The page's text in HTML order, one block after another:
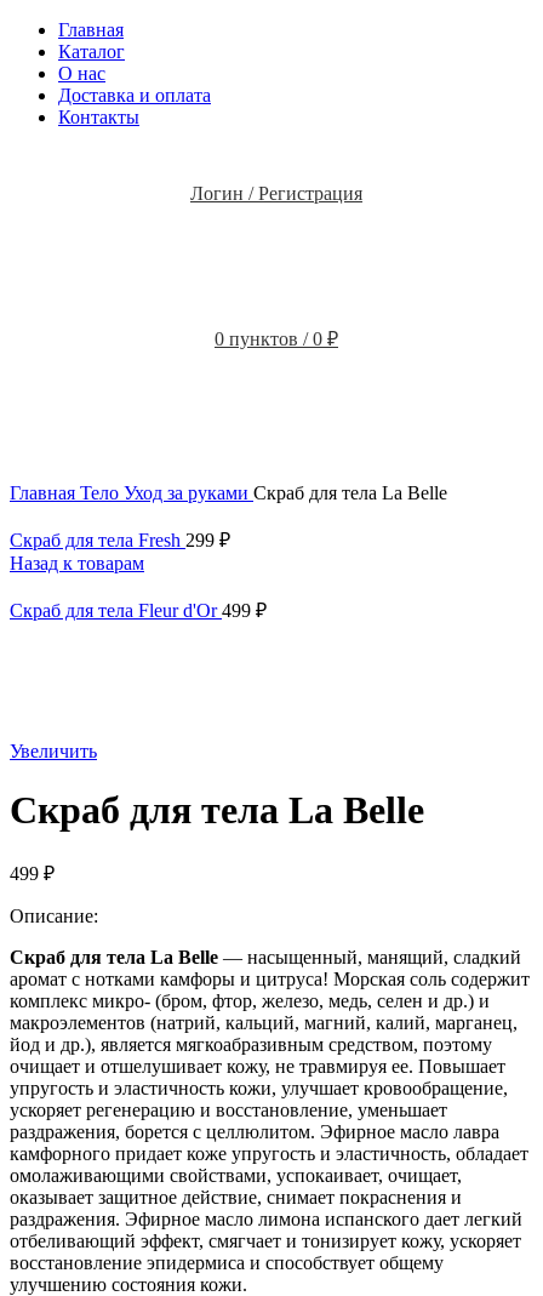
Главная
Каталог
О нас
Доставка и оплата
Контакты
Логин / Регистрация
0 пунктов / 0 ₽
Главная Тело Уход за руками Скраб для тела La Belle
Скраб для тела Fresh 299 ₽
Назад к товарам
Скраб для тела Fleur d'Or499 ₽
Увеличить
Скраб для тела La Belle
499 ₽
Описание:
Скраб для тела La Belle — насыщенный, манящий, сладкий
аромат с нотками камфоры и цитруса! Морская соль содержит
комплекс микро- (бром, фтор, железо, медь, селен и др.) и
макроэлементов (натрий, кальций, магний, калий, марганец,
йод и др.), является мягкоабразивным средством, поэтому
очищает и отшелушивает кожу, не травмируя ее. Повышает
упругость и эластичность кожи, улучшает кровообращение,
ускоряет регенерацию и восстановление, уменьшает
раздражения, борется с целлюлитом. Эфирное масло лавра
камфорного придает коже упругость и эластичность, обладает
омолаживающими свойствами, успокаивает, очищает,
оказывает защитное действие, снимает покраснения и
раздражения. Эфирное масло лимона испанского дает легкий
отбеливающий эффект, смягчает и тонизирует кожу, ускоряет
восстановление эпидермиса и способствует общему
улучшению состояния кожи.